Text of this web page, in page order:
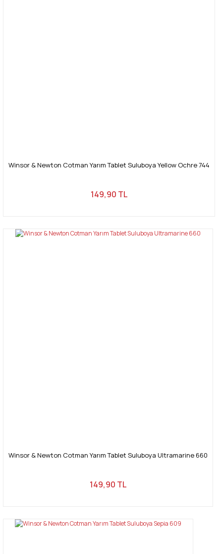
Winsor & Newton Cotman Yarım Tablet Suluboya Yellow Ochre 744
149,90 TL
Winsor & Newton Cotman Yarım Tablet Suluboya Ultramarine 660
149,90 TL